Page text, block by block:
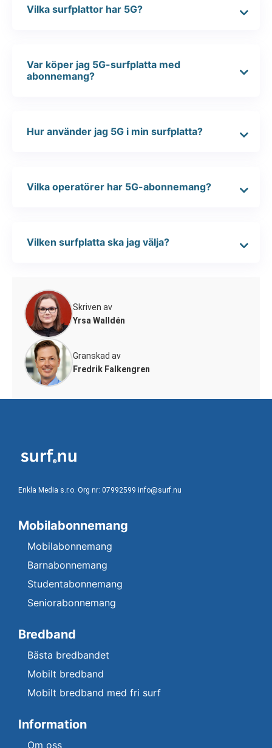
Vilka surfplattor har 5G?
Var köper jag 5G-surfplatta med
abonnemang?
Hur använder jag 5G i min surfplatta?
Vilka operatörer har 5G-abonnemang?
Vilken surfplatta ska jag välja?
Skriven av
Yrsa Walldén
Granskad av
Fredrik Falkengren
Enkla Media s.r.o. Org nr: 07992599 info@surf.nu
Mobilabonnemang
Mobilabonnemang
Barnabonnemang
Studentabonnemang
Seniorabonnemang
Bredband
Bästa bredbandet
Mobilt bredband
Mobilt bredband med fri surf
Information
Om oss